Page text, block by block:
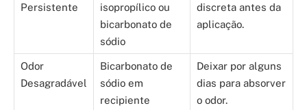
Persistente
isopropílico ou
bicarbonato de
sódio
discreta antes da
aplicação.
Odor
Desagradável
Bicarbonato de
sódio em
recipiente
Deixar por alguns
dias para absorver
o odor.